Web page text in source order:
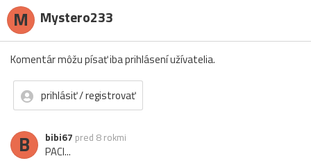
M Mystero233
Komentár môžu písať iba prihlásení užívatelia.
prihlásiť / registrovať
B bibi67 pred 8 rokmi
PACI...